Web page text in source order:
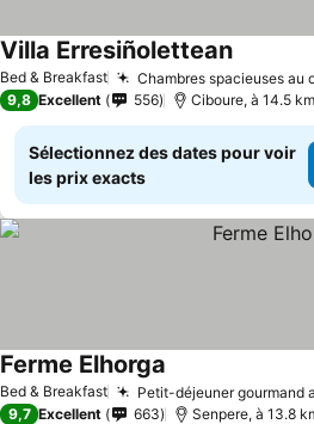
Bed & Breakfast Chambres spacieuses au
Villa Erresiñolettean
9,8 Excellent 556 Ciboure, à 14.5
Sélectionnez des dates pour voir
les prix exacts
Bed & Breakfast Petit-déjeuner gourmand
Ferme Elhorga
9,7 Excellent 663 Senpere, à 13.8